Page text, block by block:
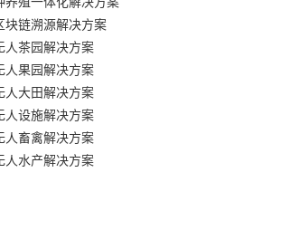
块链溯源解决方案
人茶园解决方案
人果园解决方案
人大田解决方案
人设施解决方案
人畜禽解决方案
人水产解决方案